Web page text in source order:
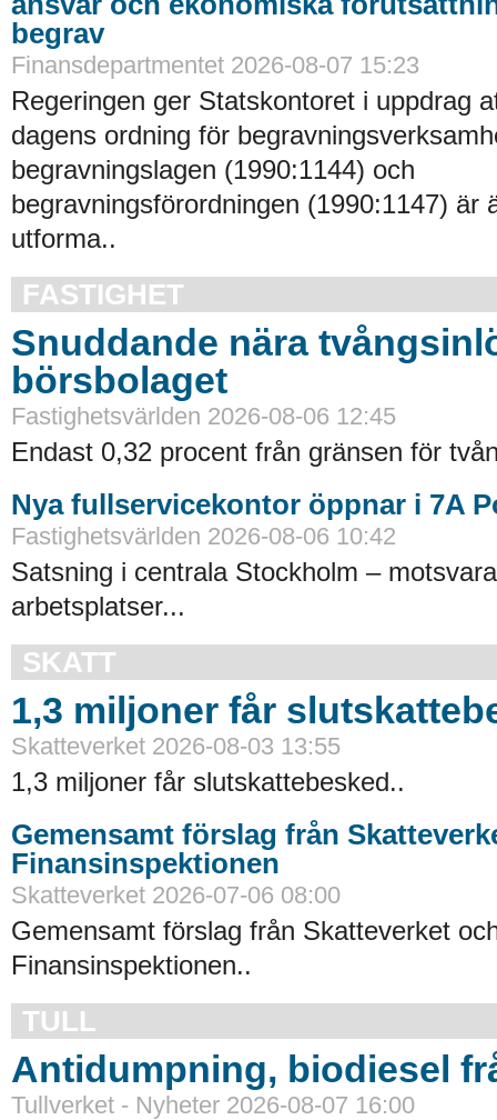
begrav
Finansdepartmentet 2026-08-07 15:23
Regeringen ger Statskontoret i uppdrag
dagens ordning för
begravningslagen (1990:1144) och
begravningsförordningen (1990:1147) är
utforma..
FASTIGHET
Snuddande nära
börsbolaget
Fastighetsvärlden 2026-08-06 12:45
Endast 0,32 procent från gränsen för
Nya fullservicekontor öppnar i 7A
Fastighetsvärlden 2026-08-06 10:42
Satsning i centrala Stockholm –
arbetsplatser...
SKATT
1,3 miljoner får
Skatteverket 2026-08-03 13:55
1,3 miljoner får slutskattebesked..
Gemensamt förslag från
Finansinspektionen
Skatteverket 2026-07-06 08:00
Gemensamt förslag från Skatteverket
Finansinspektionen..
TULL
Antidumpning, biodiesel
Tullverket - Nyheter 2026-08-07 16:00